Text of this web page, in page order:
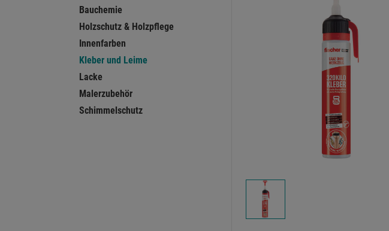
Bauchemie
Holzschutz & Holzpflege
Innenfarben
Kleber und Leime
Lacke
Malerzubehör
Schimmelschutz